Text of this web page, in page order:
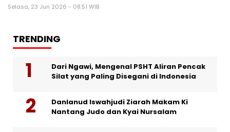
Selasa, 23 Jun 2026 - 08:51 WIB
TRENDING
Dari Ngawi, Mengenal PSHT Aliran Pencak
Silat yang Paling Disegani di Indonesia
Danlanud Iswahjudi Ziarah Makam Ki
Nantang Judo dan Kyai Nursalam